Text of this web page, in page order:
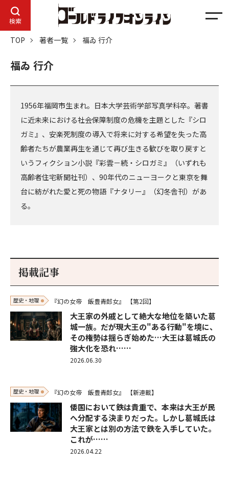
検索
メ
TOP 著者一覧 福ゐ 行介
福ゐ 行介
1956年福岡市生まれ。日本大学芸術学部写真学科卒。著書
に近未来における社会保障制度の危機を主題とした『シロ
ガミ』、安楽死制度の導入で将来に対する希望を失った高
齢者たちが農業再生を通じて再び生きる歓びを取り戻すと
いうフィクション小説『彩雲－続・シロガミ』（いずれも
高齢者住宅新聞社刊）、90年代のニューヨークと東京を舞
台に紡がれた愛と死の物語『ナタリー』（幻冬舎刊）があ
る。
掲載記事
歴史・地理 『幻の女帝 飯豊青郎女』 【第2回】
大王家の外戚として絶大な地位を築いた葛
城一族。だが現大王の"ある行動"を境に、
その権勢は揺らぎ始めた…大王は葛城氏の
強大化を恐れ……
2026.06.30
歴史・地理 『幻の女帝 飯豊青郎女』 【新連載】
倭国において鉄は貴重で、本来は大王が民
へ分配する決まりだった。しかし葛城氏は
大王家とは別の方法で鉄を入手していた。
これが……
2026.04.22